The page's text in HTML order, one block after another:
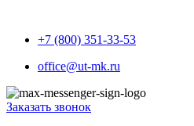
содержимому
+7 (800) 351-33-53
office@ut-mk.ru
Заказать звонок